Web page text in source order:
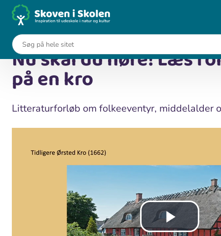
...
Undervisningsforløb
Nu skal du høre! Læs
på en kro
Litteraturforløb om folkeeventyr, middelalder